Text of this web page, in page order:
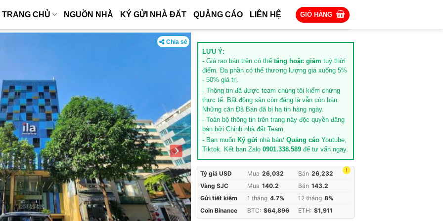
TRANG CHỦ NGUỒN NHÀ KÝ GỬI NHÀ ĐẤT QUẢNG CÁO LIÊN HỆ GIỎ HÀNG
Chia sẻ
LƯU Ý:
- Giá rao bán trên có thể tăng hoặc giảm tuỳ thời
điểm. Đa phần có thể thương lượng giá xuống 5%
- 50% giá trị.
- Thông tin đã được team chúng tôi kiểm chứng
thực tế. Bất động sản còn đăng là vẫn còn bán.
Những căn Đã Bán đã bị hạ tin hàng ngày.
- Toàn bộ thông tin trên trang này độc quyền đăng
bán bởi Chỉnh nhà đất Team.
- Bạn muốn Ký gửi nhà bán/ Quảng cáo Youtube,
Tiktok. Kết bạn Zalo 0901.338.589 để tư vấn ngay.
!
Tỷ giá USD Mua 26,032 Bán 26,232
Vàng SJC
Mua 140.2 Bán 143.2
Gửi tiết kiệm
1 tháng 4.7% 12 tháng 8%
Coin Binance
BTC: $64,896 ETH: $1,911